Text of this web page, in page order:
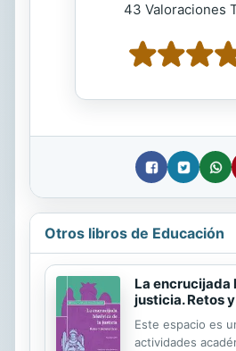
43 Valoraciones
Otros libros de Educación
La encrucijada
justicia. Retos
Este espacio es
actividades